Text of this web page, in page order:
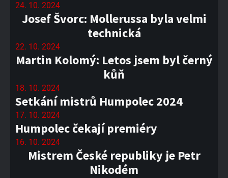
24. 10. 2024
Josef Švorc: Mollerussa byla velmi
technická
22. 10. 2024
Martin Kolomý: Letos jsem byl černý
kůň
18. 10. 2024
Setkání mistrů Humpolec 2024
17. 10. 2024
Humpolec čekají premiéry
16. 10. 2024
Mistrem České republiky je Petr
Nikodém